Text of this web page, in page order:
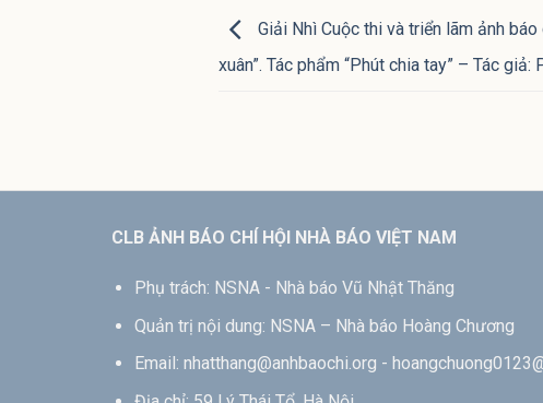
Giải Nhì Cuộc thi và triển lãm ảnh
xuân”. Tác phẩm “Phút chia tay” – Tác
CLB ẢNH BÁO CHÍ HỘI NHÀ BÁO VIỆT NAM
Phụ trách: NSNA - Nhà báo Vũ Nhật Thăng
Quản trị nội dung: NSNA – Nhà báo Hoàng Chương
Email: nhatthang@anhbaochi.org -